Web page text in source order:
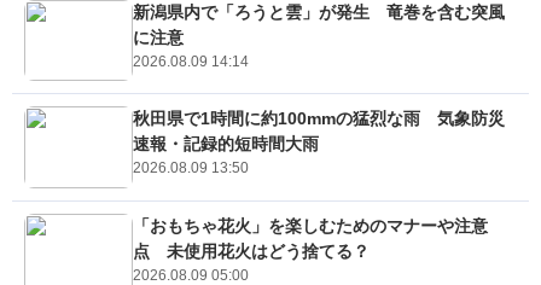
新潟県内で「ろうと雲」が発生 竜巻を含む突風
に注意
2026.08.09 14:14
秋田県で1時間に約100mmの猛烈な雨 気象防災
速報・記録的短時間大雨
2026.08.09 13:50
「おもちゃ花火」を楽しむためのマナーや注意
点 未使用花火はどう捨てる？
2026.08.09 05:00